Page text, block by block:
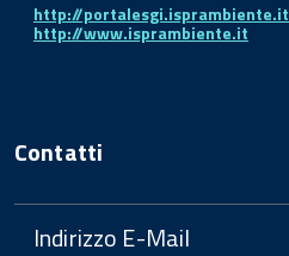
http://portalesgi.isprambiente.it
http://www.isprambiente.it
Contatti
Indirizzo E-Mail